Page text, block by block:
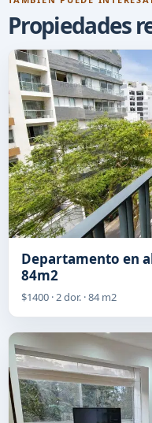
Propiedades
Departamento en
84m2
$1400 · 2 dor. · 84 m2